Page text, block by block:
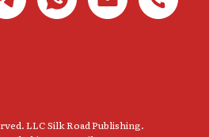
LLC Silk Road Publishing.